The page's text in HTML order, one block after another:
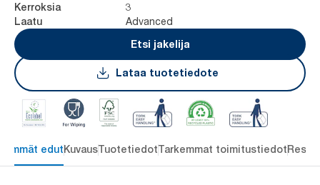
Kerroksia 3
Laatu
Advanced
Etsi jakelija
Lataa tuotetiedote
edutKuvausTuotetiedotTarkemmat toimitustiedot